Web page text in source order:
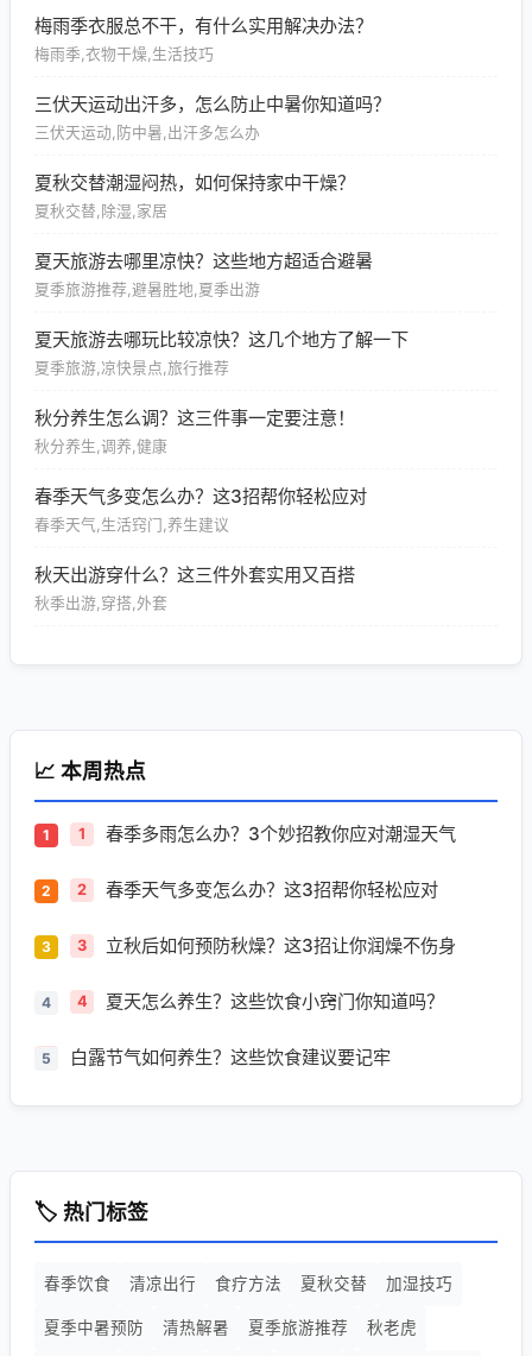
梅雨季衣服总不干，有什么实用解决办法？
梅雨季,衣物干燥,生活技巧
三伏天运动出汗多，怎么防止中暑你知道吗？
三伏天运动,防中暑,出汗多怎么办
夏秋交替潮湿闷热，如何保持家中干燥？
夏秋交替,除湿,家居
夏天旅游去哪里凉快？这些地方超适合避暑
夏季旅游推荐,避暑胜地,夏季出游
夏天旅游去哪玩比较凉快？这几个地方了解一下
夏季旅游,凉快景点,旅行推荐
秋分养生怎么调？这三件事一定要注意！
秋分养生,调养,健康
春季天气多变怎么办？这3招帮你轻松应对
春季天气,生活窍门,养生建议
秋天出游穿什么？这三件外套实用又百搭
秋季出游,穿搭,外套
📈 本周热点
1 春季多雨怎么办？3个妙招教你应对潮湿天气
2 春季天气多变怎么办？这3招帮你轻松应对
3 立秋后如何预防秋燥？这3招让你润燥不伤身
4 夏天怎么养生？这些饮食小窍门你知道吗？
5 白露节气如何养生？这些饮食建议要记牢
🏷️ 热门标签
春季饮食 清凉出行 食疗方法 夏秋交替 加湿技巧
夏季中暑预防 清热解暑 夏季旅游推荐 秋老虎